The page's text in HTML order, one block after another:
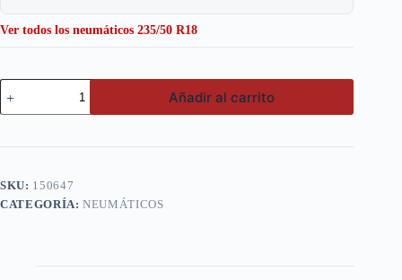
Ver todos los neumáticos 235/50 R18
Nexen
235/50
R18
NP
Añadir al carrito
SKU: 150647
CATEGORÍA:NEUMÁTICOS